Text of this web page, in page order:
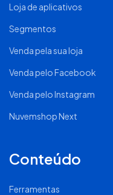
Loja de aplicativos
Segmentos
Venda pela sua loja
Venda pelo Facebook
Venda pelo Instagram
Nuvemshop Next
Conteúdo
Ferramentas